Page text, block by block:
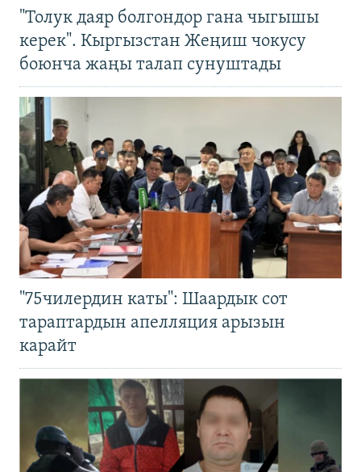
"Толук даяр болгондор гана чыгышы
керек". Кыргызстан Жеңиш чокусу
боюнча жаңы талап сунуштады
"75чилердин каты": Шаардык сот
тараптардын апелляция арызын
карайт